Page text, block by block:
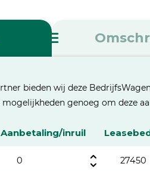
bieden wij deze
genoeg om deze
Aanbetaling/inruil